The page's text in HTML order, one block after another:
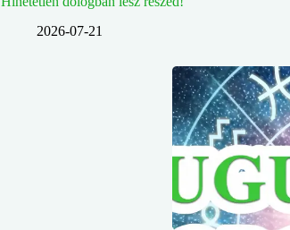
2026-07-21